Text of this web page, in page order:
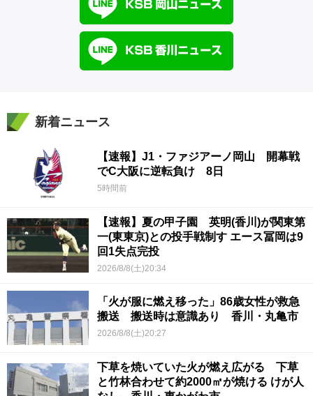
新着ニュース
【速報】J1・ファジアーノ岡山 開幕戦
でC大阪に逆転負け 8日
5時間前
【速報】夏の甲子園 英明(香川)が関東第
一(東東京)との投手戦制す エース冨岡は9
回1失点完投
2026/8/8(土)20:34
「火が服に燃え移った」86歳女性が救急
搬送 搬送時は意識あり 香川・丸亀市
2026/8/8(土)20:27
下草を焼いていた火が燃え広がる 下草
と竹林合わせて約2000㎡が焼ける けが人